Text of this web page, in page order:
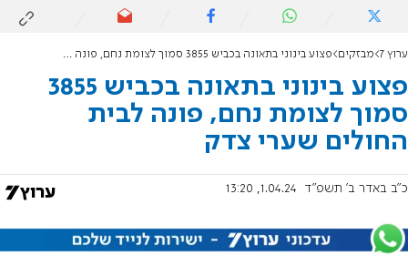
ערוץ 7 מבזקים פצוע בינוני בתאונה בכביש 3855 סמוך לצומת נחם, פונה לבית החולים שערי צדק
פצוע בינוני בתאונה בכביש 3855
סמוך לצומת נחם, פונה לבית
החולים שערי צדק
כ"ב באדר ב׳ תשפ"ד 1.04.24, 13:20